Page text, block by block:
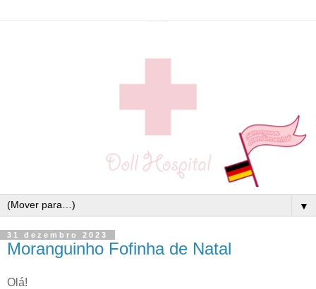
▼
31 dezembro 2023
Moranguinho Fofinha de Natal
Olá!